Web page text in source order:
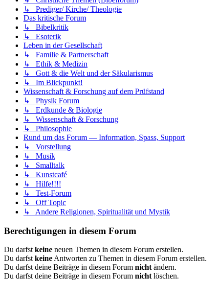
↳ Prediger/ Kirche/ Theologie
Das kritische Forum
↳ Bibelkritik
↳ Esoterik
Leben in der Gesellschaft
↳ Familie & Partnerschaft
↳ Ethik & Medizin
↳ Gott & die Welt und der Säkularismus
↳ Im Blickpunkt!
Wissenschaft & Forschung auf dem Prüfstand
↳ Physik Forum
↳ Erdkunde & Biologie
↳ Wissenschaft & Forschung
↳ Philosophie
Rund um das Forum — Information, Spass, Support
↳ Vorstellung
↳ Musik
↳ Smalltalk
↳ Kunstcafé
↳ Hilfe!!!!
↳ Test-Forum
↳ Off Topic
↳ Andere Religionen, Spiritualität und Mystik
Berechtigungen in diesem Forum
Du darfst keine neuen Themen in diesem Forum erstellen.
Du darfst keine Antworten zu Themen in diesem Forum erstellen.
Du darfst deine Beiträge in diesem Forum nicht ändern.
Du darfst deine Beiträge in diesem Forum nicht löschen.